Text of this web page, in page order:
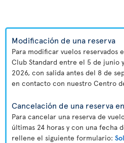
Modificación de una reserva
Para modificar vuelos reservados
Club Standard entre el 5 de junio
2026, con salida antes del 8 de
en contacto con nuestro Centro
Cancelación de una reserva
Para cancelar una reserva de
últimas 24 horas y con una fecha
rellene el siguiente formulario: